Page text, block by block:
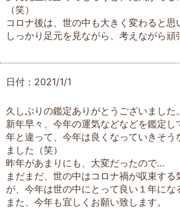
（笑）
コロナ後は、世の中も大きく変わると
しっかり足元を見ながら、考えながら頑
日付：2021/1/1
久しぶりの鑑定ありがとうございました。
新年早々、今年の運気などなどを鑑定し
年と違って、今年は良くなっていきそう
ました（笑）
昨年があまりにも、大変だったので…
まだまだ、世の中はコロナ禍が収束する
が、今年は世の中にとって良い１年にな
また、今年も宜しくお願い致します。